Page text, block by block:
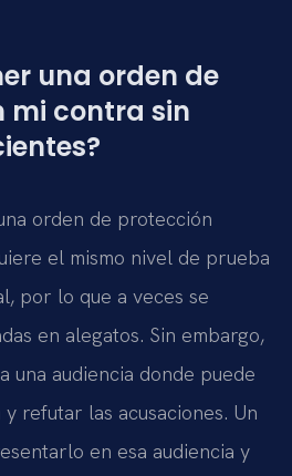
una orden de
mi contra sin
orden de protección
el mismo nivel de prueba
por lo que a veces se
en alegatos. Sin embargo,
una audiencia donde puede
refutar las acusaciones. Un
en esa audiencia y